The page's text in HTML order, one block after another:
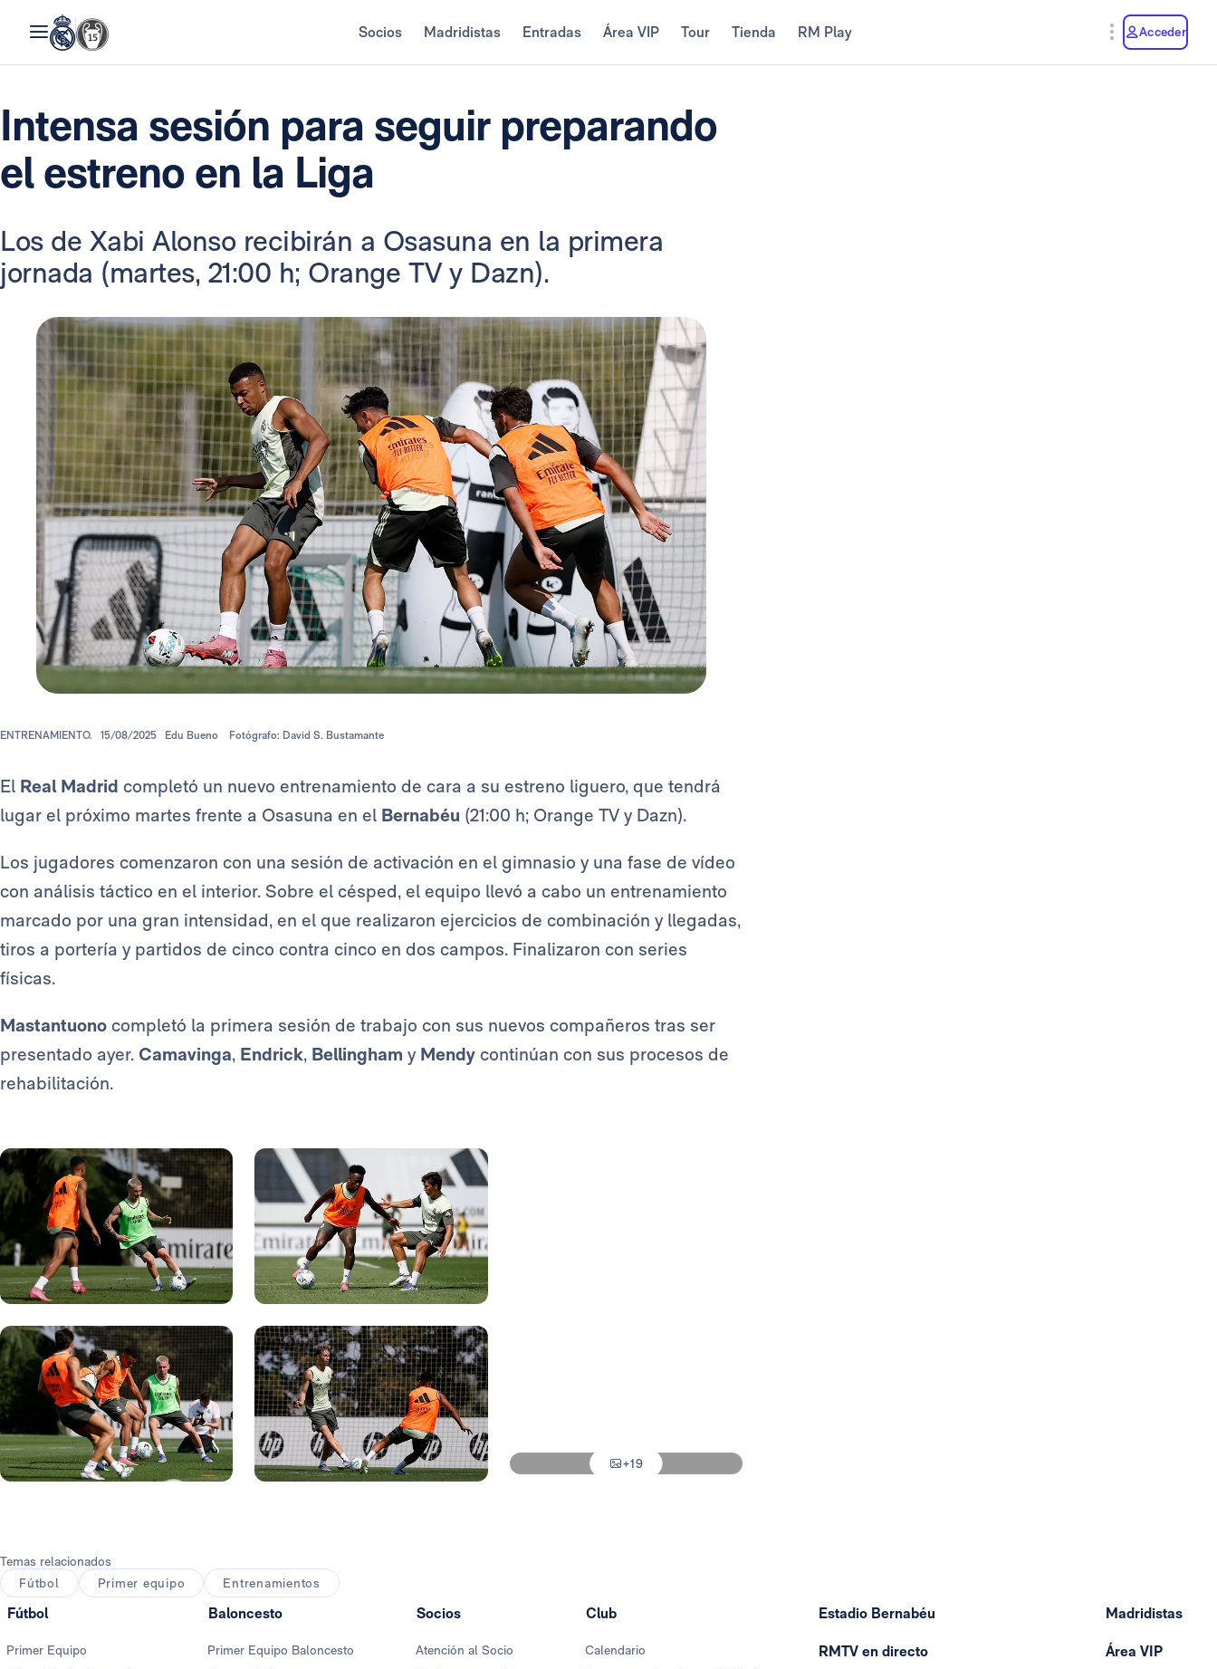
Socios Madridistas Entradas Área VIP Tour Tienda RM Play Acceder
Intensa sesión para seguir preparando
el estreno en la Liga
Los de Xabi Alonso recibirán a Osasuna en la primera
jornada (martes, 21:00 h; Orange TV y Dazn).
ENTRENAMIENTO. 15/08/2025 Edu Bueno Fotógrafo: David S. Bustamante
El Real Madrid completó un nuevo entrenamiento de cara a su estreno liguero, que tendrá
lugar el próximo martes frente a Osasuna en el Bernabéu (21:00 h; Orange TV y Dazn).
Los jugadores comenzaron con una sesión de activación en el gimnasio y una fase de vídeo
con análisis táctico en el interior. Sobre el césped, el equipo llevó a cabo un entrenamiento
marcado por una gran intensidad, en el que realizaron ejercicios de combinación y llegadas,
tiros a portería y partidos de cinco contra cinco en dos campos. Finalizaron con series
físicas.
Mastantuono completó la primera sesión de trabajo con sus nuevos compañeros tras ser
presentado ayer. Camavinga, Endrick, Bellingham y Mendy continúan con sus procesos de
rehabilitación.
+19
Temas relacionados
Fútbol
Primer equipo Entrenamientos
Fútbol
Primer Equipo
Baloncesto
Primer Equipo Baloncesto
Socios
Atención al Socio
Club
Calendario
Estadio Bernabéu
RMTV en directo
Madridistas
Área VIP